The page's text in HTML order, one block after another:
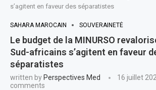
s’agitent en faveur des séparatistes
SAHARA MAROCAIN SOUVERAINETÉ
Le budget de la MINURSO
Sud-africains s’agitent en faveur
séparatistes
written by Perspectives Med 16 juillet
comments